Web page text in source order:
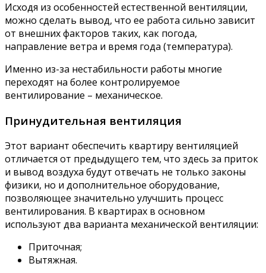
Исходя из особенностей естественной вентиляции,
можно сделать вывод, что ее работа сильно зависит
от внешних факторов таких, как погода,
направление ветра и время года (температура).
Именно из-за нестабильности работы многие
переходят на более контролируемое
вентилирование – механическое.
Принудительная вентиляция
Этот вариант обеспечить квартиру вентиляцией
отличается от предыдущего тем, что здесь за приток
и вывод воздуха будут отвечать не только законы
физики, но и дополнительное оборудование,
позволяющее значительно улучшить процесс
вентилирования. В квартирах в основном
используют два варианта механической вентиляции:
Приточная;
Вытяжная.